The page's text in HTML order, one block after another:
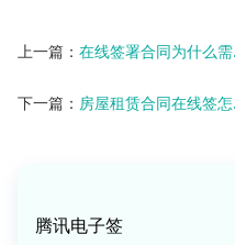
上一篇： 在线签署合同为什么
下一篇： 房屋租赁合同在线签
腾讯电子签